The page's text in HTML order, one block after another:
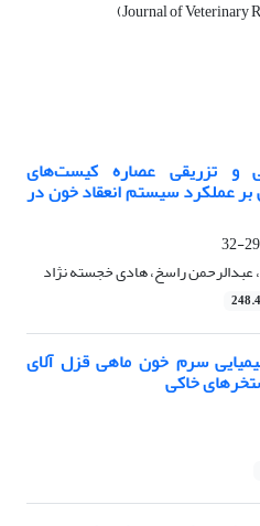
و تزریقی عصاره کیست‌های
عملکرد سیستم انعقاد خون در
29-32
راسخ، هادی خجسته نژاد
سرم خون ماهی قزل آلای
خاکی